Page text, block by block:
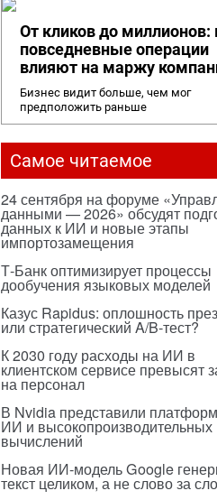
От кликов до миллионов:
повседневные операции
влияют на маржу
Бизнес видит больше, чем мог
предположить раньше
Самое читаемое
24 сентября на форуме
данными — 2026» обсудят
данных к ИИ и новые этапы
импортозамещения
Т-Банк оптимизирует процессы
дообучения языковых моделей
Казус Rapidus: оплошность
или стратегический A/B-тест?
К 2030 году расходы на ИИ в
клиентском сервисе превысят
на персонал
В Nvidia представили
ИИ и высокопроизводительных
вычислений
Новая ИИ-модель Google
текст целиком, а не слово за